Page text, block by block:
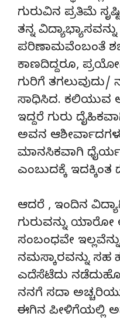
ಗುರುವಿನ ಪ್ರತಿಮೆ
ತನ್ನ
ಪರಿಣಾಮವೆಂಬಂತೆ
ಕಾಣದಿದ್ದರೂ,
ಗುರಿಗೆ ತಗಲುವುದು/
ಸಾಧಿಸಿದ. ಕಲಿಯುವ
ಇದ್ದರೆ ಗುರು
ಅವನ
ಮಾನಸಿಕವಾಗಿ ಧೈರ್ಯ
ಎಂಬುದಕ್ಕೆ
ಆದರೆ , ಇಂದಿನ
ಗುರುವನ್ನು
ಸಂಬಂಧವೇ
ನಮಸ್ಕಾರವನ್ನು
ಎದೆಸೆಟೆದು
ನನಗೆ ಸದಾ
ಈಗಿನ ಪೀಳಿಗೆಯಲ್ಲಿ